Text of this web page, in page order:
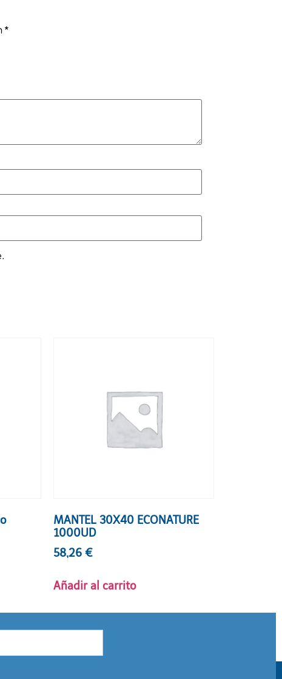
*
MANTEL 30X40 ECONATURE
1000UD
58,26 €
Añadir al carrito